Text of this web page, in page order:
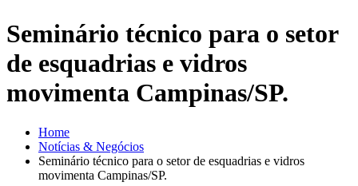
Seminário técnico para o setor
de esquadrias e vidros
movimenta Campinas/SP.
Home
Notícias & Negócios
Seminário técnico para o setor de esquadrias e vidros
movimenta Campinas/SP.